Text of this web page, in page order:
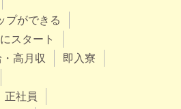
プができる
スタート
高月収
即入寮
正社員